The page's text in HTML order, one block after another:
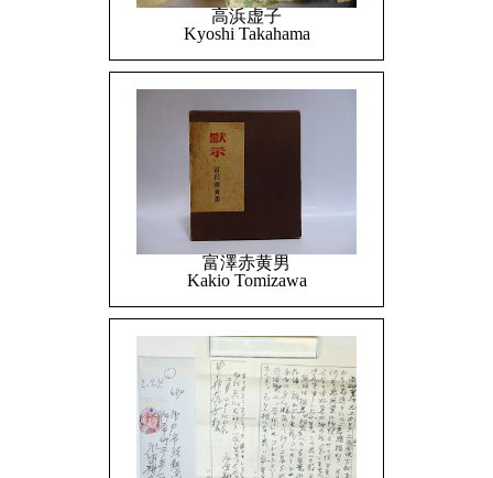
高浜虚子
Kyoshi Takahama
富澤赤黄男
Kakio Tomizawa